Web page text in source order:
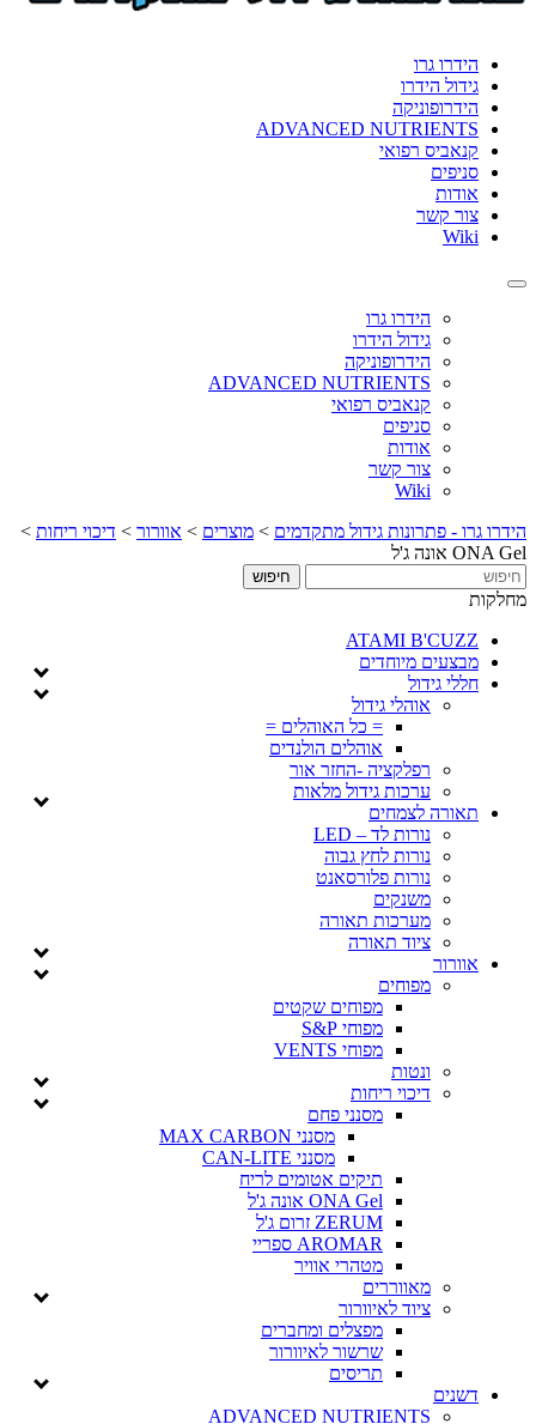
הידרו גרו
גידול הידרו
הידרופוניקה
ADVANCED NUTRIENTS
קנאביס רפואי
סניפים
אודות
צור קשר
Wiki
Toggle
הידרו גרו
גידול הידרו
הידרופוניקה
ADVANCED NUTRIENTS
קנאביס רפואי
סניפים
אודות
צור קשר
Wiki
הידרו גרו - פתרונות גידול מתקדמים > מוצרים > אוורור > דיכוי ריחות >
ONA Gel אונה ג'ל
מחלקות
ATAMI B'CUZZ
מבצעים מיוחדים
חללי גידול
אוהלי גידול
= כל האוהלים =
אוהלים הולנדים
רפלקציה -החזר אור
ערכות גידול מלאות
תאורה לצמחים
נורות לד – LED
נורות לחץ גבוה
נורות פלורסאנט
משנקים
מערכות תאורה
ציוד תאורה
אוורור
מפוחים
מפוחים שקטים
מפוחי S&P
מפוחי VENTS
ונטות
דיכוי ריחות
מסנני פחם
מסנני MAX CARBON
מסנני CAN-LITE
תיקים אטומים לריח
ONA Gel אונה ג'ל
ZERUM זרום ג'ל
AROMAR ספריי
מטהרי אוויר
מאווררים
ציוד לאיוורור
מפצלים ומחברים
שרשור לאיוורור
תריסים
דשנים
ADVANCED NUTRIENTS
format_underlined הוסף קו תחתון לקישורים
את
כל